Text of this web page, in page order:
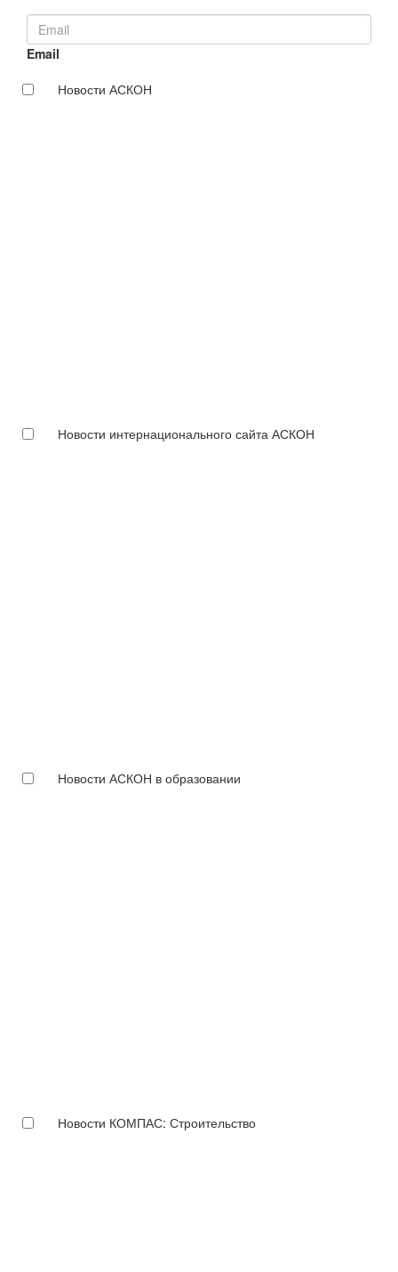
Email
Новости АСКОН
Новости интернационального сайта АСКОН
Новости АСКОН в образовании
Новости КОМПАС: Строительство